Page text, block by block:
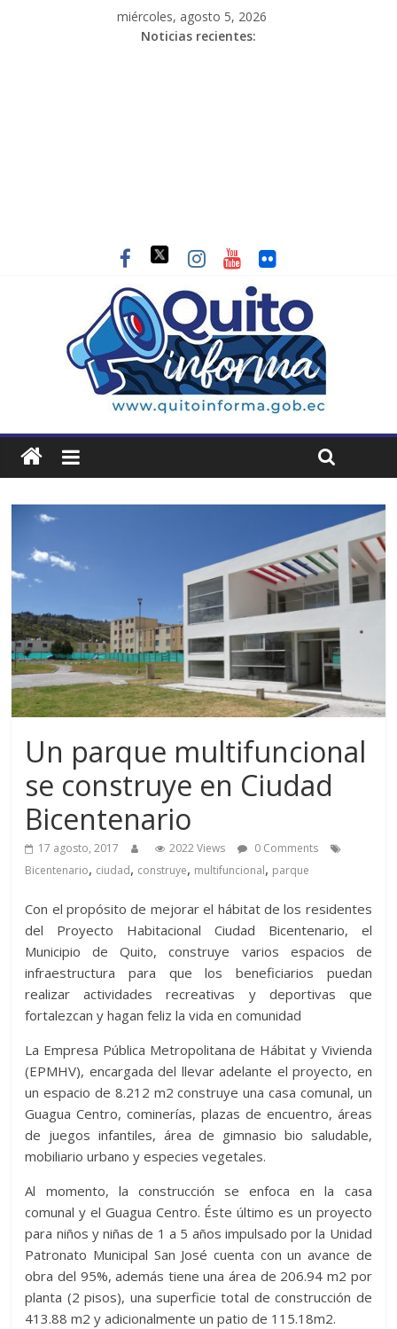
miércoles, agosto 5, 2026
Noticias recientes:
Un parque multifuncional
se construye en Ciudad
Bicentenario
17 agosto, 2017 2022 Views
0 Comments
Bicentenario, ciudad, construye, multifuncional, parque
Con el propósito de mejorar el hábitat de los residentes
del Proyecto Habitacional Ciudad Bicentenario, el
Municipio de Quito, construye varios espacios de
infraestructura para que los beneficiarios puedan
realizar actividades recreativas y deportivas que
fortalezcan y hagan feliz la vida en comunidad
La Empresa Pública Metropolitana de Hábitat y Vivienda
(EPMHV), encargada del llevar adelante el proyecto, en
un espacio de 8.212 m2 construye una casa comunal, un
Guagua Centro, cominerías, plazas de encuentro, áreas
de juegos infantiles, área de gimnasio bio saludable,
mobiliario urbano y especies vegetales.
Al momento, la construcción se enfoca en la casa
comunal y el Guagua Centro. Éste último es un proyecto
para niños y niñas de 1 a 5 años impulsado por la Unidad
Patronato Municipal San José cuenta con un avance de
obra del 95%, además tiene una área de 206.94 m2 por
planta (2 pisos), una superficie total de construcción de
413.88 m2 y adicionalmente un patio de 115.18m2.